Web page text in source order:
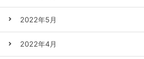
2022年5月
2022年4月